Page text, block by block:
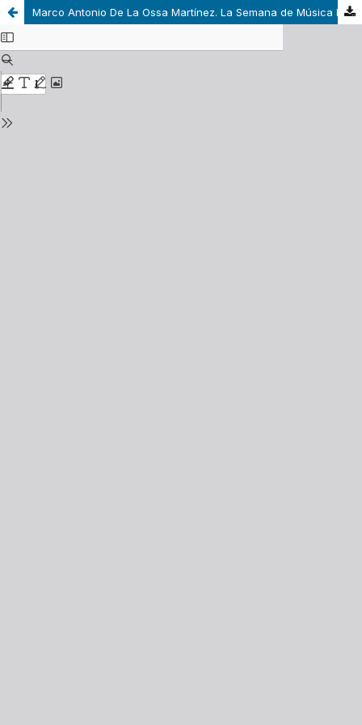
Marco Antonio De La Ossa Martínez. La Semana de Música Religiosa de Cuenca (2001-2019). Protagonistas, obras y gestión. Granada: Libargo, 2020, 326 pp.